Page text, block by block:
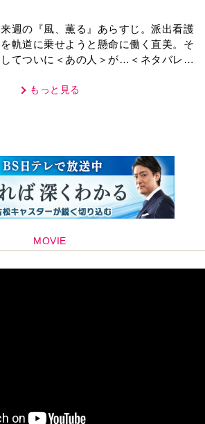
来週の『風、薫る』あらすじ。派出看護
を軌道に乗せようと懸命に働く直美。そ
してついに＜あの人＞が…＜ネタバレあ
もっと見る
MOVIE